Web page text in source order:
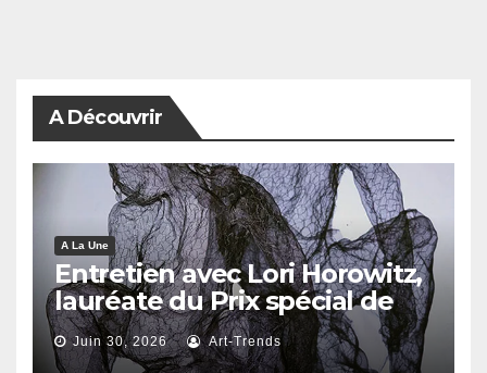
A Découvrir
A La Une
Entretien avec Lori Horowitz,
lauréate du Prix spécial de
reconnaissance artistique
2026
Juin 30, 2026 Art-Trends